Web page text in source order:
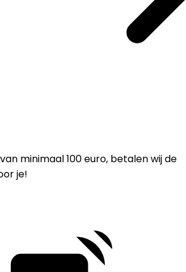
minimaal 100 euro, betalen wij de
je!